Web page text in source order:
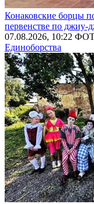
Конаковские борцы
первенстве по джиу-
07.08.2026, 10:22
Единоборства